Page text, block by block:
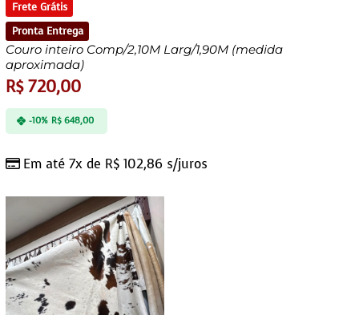
Frete Grátis
Pronta Entrega
Couro inteiro Comp/2,10M Larg/1,90M (medida
aproximada)
R$720,00
Em até 7x de R$ 102,86 s/juros
-10% R$648,00